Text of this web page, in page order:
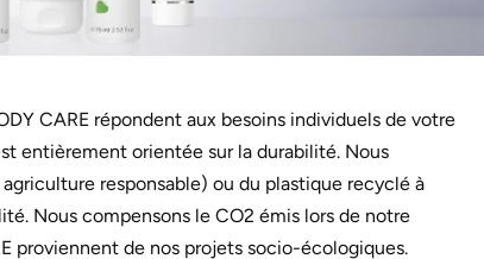
CARE répondent aux besoins individuels de votre
entièrement orientée sur la durabilité. Nous
responsable) ou du plastique recyclé à
Nous compensons le CO2 émis lors de notre
proviennent de nos projets socio-écologiques.